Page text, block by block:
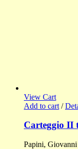
View Cart
Add to cart /
Carteggio II
Papini, Giovanni